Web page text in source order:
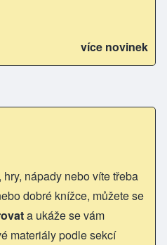
více novinek
nápady nebo víte třeba
dobré knížce, můžete se
a ukáže se vám
materiály podle sekcí